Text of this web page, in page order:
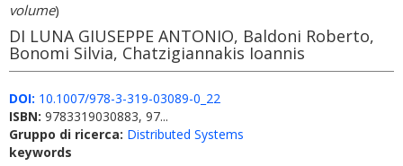
volume)
DI LUNA GIUSEPPE ANTONIO, Baldoni Roberto,
Bonomi Silvia, Chatzigiannakis Ioannis
DOI: 10.1007/978-3-319-03089-0_22
ISBN: 9783319030883, 97...
Gruppo di ricerca: Distributed Systems
keywords